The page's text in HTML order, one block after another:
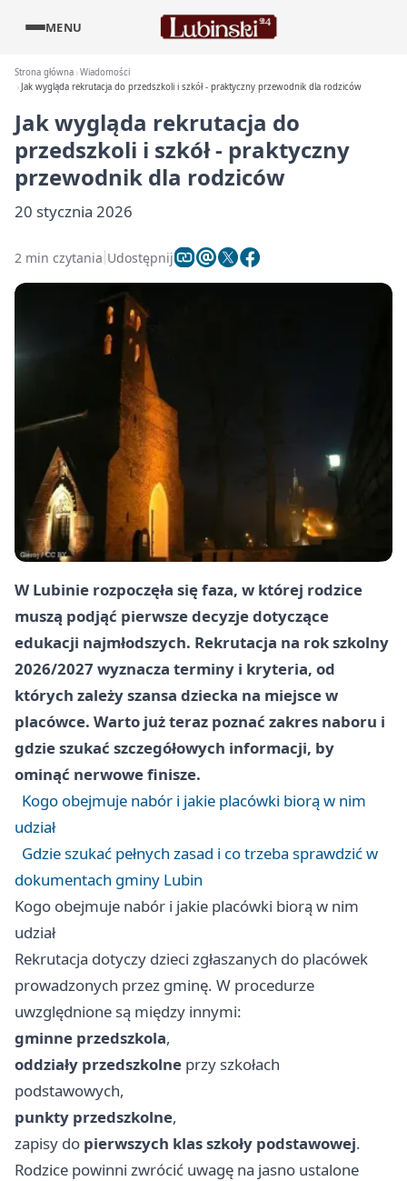
MENU
Strona główna Wiadomości
Jak wygląda rekrutacja do przedszkoli i szkół - praktyczny przewodnik dla rodziców
Jak wygląda rekrutacja do
przedszkoli i szkół - praktyczny
przewodnik dla rodziców
20 stycznia 2026
2 min czytania Udostępnij
W Lubinie rozpoczęła się faza, w której rodzice
muszą podjąć pierwsze decyzje dotyczące
edukacji najmłodszych. Rekrutacja na rok szkolny
2026/2027 wyznacza terminy i kryteria, od
których zależy szansa dziecka na miejsce w
placówce. Warto już teraz poznać zakres naboru i
gdzie szukać szczegółowych informacji, by
ominąć nerwowe finisze.
Kogo obejmuje nabór i jakie placówki biorą w nim
udział
Gdzie szukać pełnych zasad i co trzeba sprawdzić w
dokumentach gminy Lubin
Kogo obejmuje nabór i jakie placówki biorą w nim
udział
Rekrutacja dotyczy dzieci zgłaszanych do placówek
prowadzonych przez gminę. W procedurze
uwzględnione są między innymi:
gminne przedszkola,
oddziały przedszkolne przy szkołach
podstawowych,
punkty przedszkolne,
zapisy do pierwszych klas szkoły podstawowej.
Rodzice powinni zwrócić uwagę na jasno ustalone